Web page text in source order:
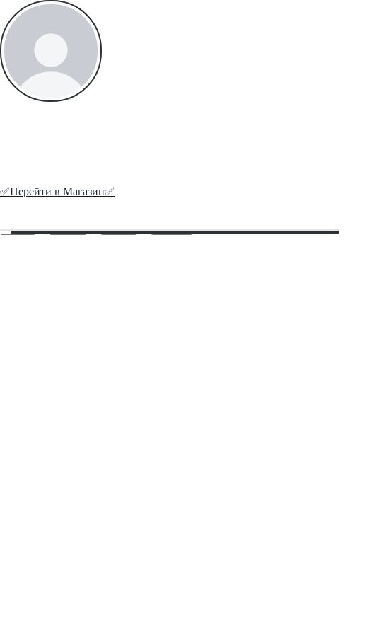
✅️Перейти в Магазин✅️
About · Report · Terms · Privacy